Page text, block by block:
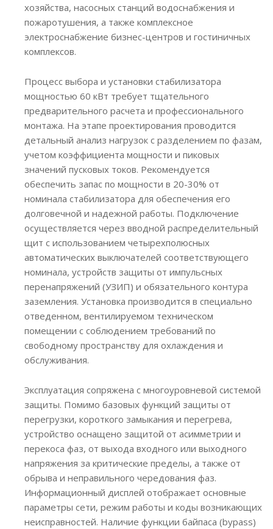
хозяйства, насосных станций водоснабжения и
пожаротушения, а также комплексное
электроснабжение бизнес-центров и гостиничных
комплексов.
Процесс выбора и установки стабилизатора
мощностью 60 кВт требует тщательного
предварительного расчета и профессионального
монтажа. На этапе проектирования проводится
детальный анализ нагрузок с разделением по фазам,
учетом коэффициента мощности и пиковых
значений пусковых токов. Рекомендуется
обеспечить запас по мощности в 20-30% от
номинала стабилизатора для обеспечения его
долговечной и надежной работы. Подключение
осуществляется через вводной распределительный
щит с использованием четырехполюсных
автоматических выключателей соответствующего
номинала, устройств защиты от импульсных
перенапряжений (УЗИП) и обязательного контура
заземления. Установка производится в специально
отведенном, вентилируемом техническом
помещении с соблюдением требований по
свободному пространству для охлаждения и
обслуживания.
Эксплуатация сопряжена с многоуровневой системой
защиты. Помимо базовых функций защиты от
перегрузки, короткого замыкания и перегрева,
устройство оснащено защитой от асимметрии и
перекоса фаз, от выхода входного или выходного
напряжения за критические пределы, а также от
обрыва и неправильного чередования фаз.
Информационный дисплей отображает основные
параметры сети, режим работы и коды возникающих
неисправностей. Наличие функции байпаса (bypass)